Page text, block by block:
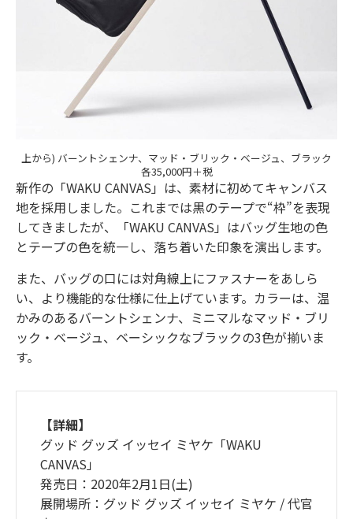
上から) バーントシェンナ、マッド・ブリック・ベージュ、ブラック
各35,000円＋税
新作の「WAKU CANVAS」は、素材に初めてキャンバス
地を採用しました。これまでは黒のテープで“枠”を表現
してきましたが、「WAKU CANVAS」はバッグ生地の色
とテープの色を統一し、落ち着いた印象を演出します。
また、バッグの口には対角線上にファスナーをあしら
い、より機能的な仕様に仕上げています。カラーは、温
かみのあるバーントシェンナ、ミニマルなマッド・ブリ
ック・ベージュ、ベーシックなブラックの3色が揃いま
す。
【詳細】
グッド グッズ イッセイ ミヤケ「WAKU
CANVAS」
発売日：2020年2月1日(土)
展開場所：グッド グッズ イッセイ ミヤケ / 代官